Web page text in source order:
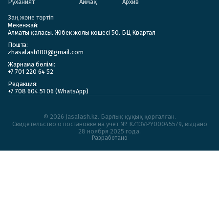
Руханият Аймақ Архив
Заң және тәртіп
Мекенжай:
Алматы қаласы. Жібек жолы көшесі 50. БЦ Квартал
Пошта:
zhasalash100@gmail.com
Жарнама бөлімі:
+7 701 220 64 52
Редакция:
+7 708 604 51 06 (WhatsApp)
© 2026 Jasalash.kz. Барлық құқық қорғалған.
Cвидетельство о постановке на учет № KZ13VPY00045579, выдано
28 ноября 2025 года.
Разработано